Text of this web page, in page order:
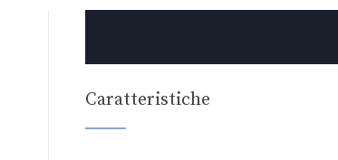
Caratteristiche